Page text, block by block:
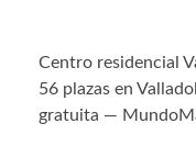
Centro residencial
56 plazas en
gratuita —